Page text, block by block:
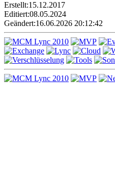
Erstellt:15.12.2017
Editiert:08.05.2024
Geändert:16.06.2026 20:12:42